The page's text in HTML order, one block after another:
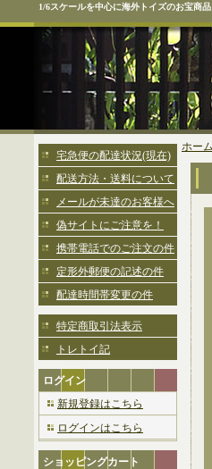
1/6スケールを中心に海外トイズのお宝商品
宅急便の配達状況(現在)
配送方法・送料について
メールが未達のお客様へ
偽サイトにご注意を！
携帯電話でのご注文の件
定形外郵便の記述の件
配達時間帯変更の件
特定商取引法表示
トレトイ記
ログイン
新規登録はこちら
ログインはこちら
ショッピングカート
ホーム